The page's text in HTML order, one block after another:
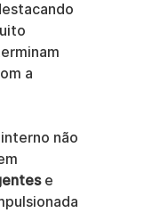
a
não
e